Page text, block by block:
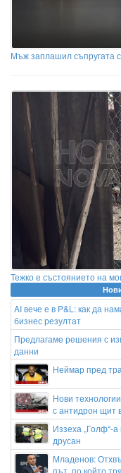
Мъж заплашил съпругата
Тежко е състоянието на
AI вече е в P&L: как да
бизнес резултат
Предлагаме решения с
данни
Неймар пред
Нови
с антидрон щит
Иззеха „Голф“-
друсан
Младенов:
път, по който